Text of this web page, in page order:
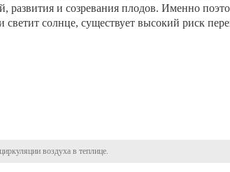
развития и созревания плодов. Именно
солнце, существует высокий риск
воздуха в теплице.